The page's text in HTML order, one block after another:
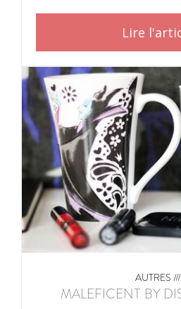
Lire
AUTRES ///
MALEFICENT BY